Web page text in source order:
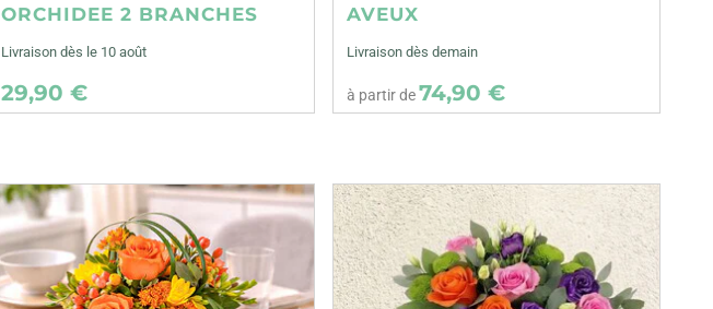
ORCHIDEE 2 BRANCHES
Livraison dès le 10 août
29,90 €
AVEUX
Livraison dès demain
à partir de74,90 €